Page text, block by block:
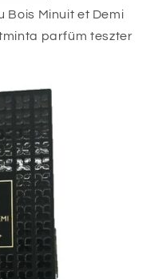
Bois Minuit et Demi
parfüm teszter